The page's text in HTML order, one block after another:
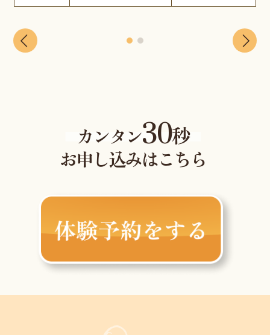
カンタン30秒
お申し込みはこちら